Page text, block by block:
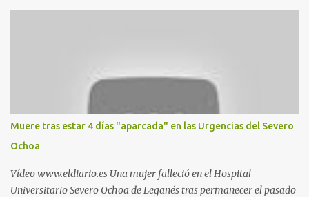
estadio municipal de Butarque) y caminos entre el estadio y Plaza
Nueva. Otro lugar: Escombrera de Polvoranca, entre Leganés y
Móstoles También en el parque de la Hispanidad, situado frente a
la Policía Local de Leganés de la calle Chile, 1, y junto al
cementerio de Butarque". Más información
Muere tras estar 4 días "aparcada" en las Urgencias del Severo
Ochoa
Vídeo www.eldiario.es Una mujer falleció en el Hospital
Universitario Severo Ochoa de Leganés tras permanecer el pasado